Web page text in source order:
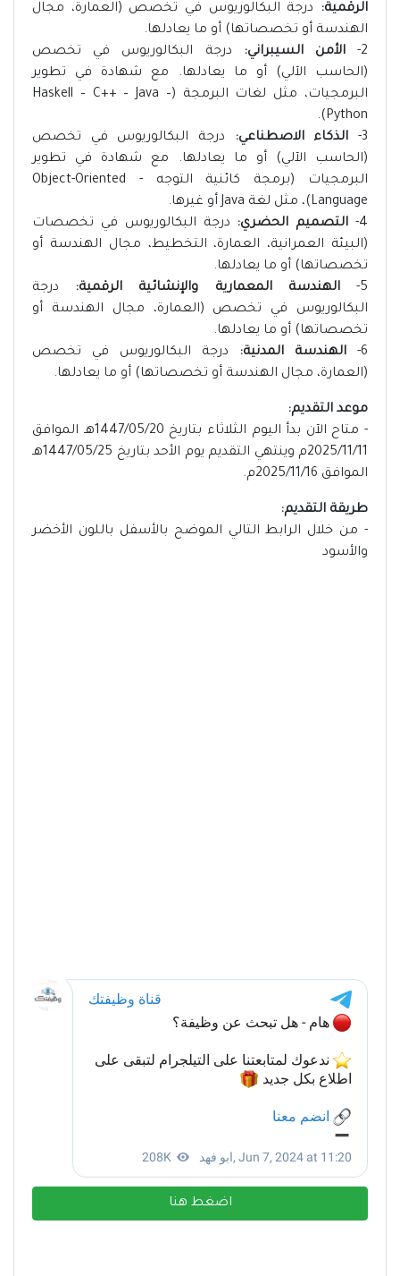
الرقمية:
درجة البكالوريوس في تخصص (العمارة، مجال
الهندسة أو تخصصاتها) أو ما يعادلها.
2-
الأمن السيبراني:
درجة البكالوريوس في تخصص
(الحاسب الآلي) أو ما يعادلها. مع شهادة في تطوير
البرمجيات، مثل لغات البرمجة (Haskell – C++ – Java –
Python).
3-
الذكاء الاصطناعي:
درجة البكالوريوس في تخصص
(الحاسب الآلي) أو ما يعادلها. مع شهادة في تطوير
البرمجيات (برمجة كائنية التوجه - Object-Oriented
Language)، مثل لغة Java أو غيرها.
4-
التصميم الحضري:
درجة البكالوريوس في تخصصات
(البيئة العمرانية، العمارة، التخطيط، مجال الهندسة أو
تخصصاتها) أو ما يعادلها.
5-
الهندسة المعمارية والإنشائية الرقمية:
درجة
البكالوريوس في تخصص (العمارة، مجال الهندسة أو
تخصصاتها) أو ما يعادلها.
6-
الهندسة المدنية:
درجة البكالوريوس في تخصص
(العمارة، مجال الهندسة أو تخصصاتها) أو ما يعادلها.
موعد التقديم:
- متاح الآن بدأ اليوم الثلاثاء بتاريخ 1447/05/20هـ الموافق
2025/11/11م وينتهي التقديم يوم الأحد بتاريخ 1447/05/25هـ
الموافق 2025/11/16م.
طريقة التقديم:
- من خلال الرابط التالي الموضح بالأسفل باللون الأخضر
والأسود
اضغط هنا